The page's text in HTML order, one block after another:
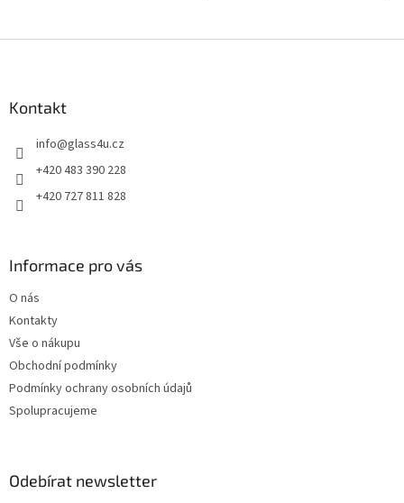
Kontakt
info@glass4u.cz
+420 483 390 228
+420 727 811 828
Informace pro vás
O nás
Kontakty
Vše o nákupu
Obchodní podmínky
Podmínky ochrany osobních údajů
Spolupracujeme
Odebírat newsletter